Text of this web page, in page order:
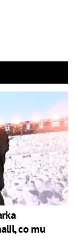
co mu